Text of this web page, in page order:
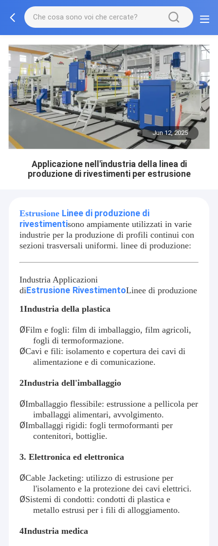
Jun 12, 2025
Applicazione nell'industria della linea di
produzione di rivestimenti per estrusione
Estrusione Linee di produzione di
rivestimentisono ampiamente utilizzati in varie
industrie per la produzione di profili continui con
sezioni trasversali uniformi. linee di produzione:
Industria Applicazioni
diEstrusione RivestimentoLinee di produzione
1Industria della plastica
ØFilm e fogli: film di imballaggio, film agricoli,
fogli di termoformazione.
ØCavi e fili: isolamento e copertura dei cavi di
alimentazione e di comunicazione.
2Industria dell'imballaggio
ØImballaggio flessibile: estrussione a pellicola per
imballaggi alimentari, avvolgimento.
ØImballaggi rigidi: fogli termoformanti per
contenitori, bottiglie.
3. Elettronica ed elettronica
ØCable Jacketing: utilizzo di estrusione per
l'isolamento e la protezione dei cavi elettrici.
ØSistemi di condotti: condotti di plastica e
metallo estrusi per i fili di alloggiamento.
4Industria medica